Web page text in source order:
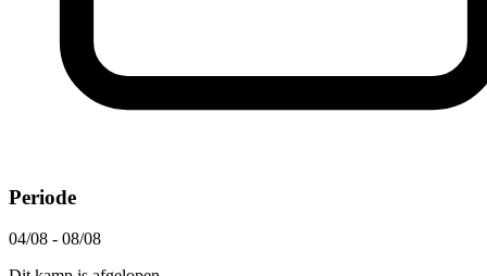
Periode
04/08 - 08/08